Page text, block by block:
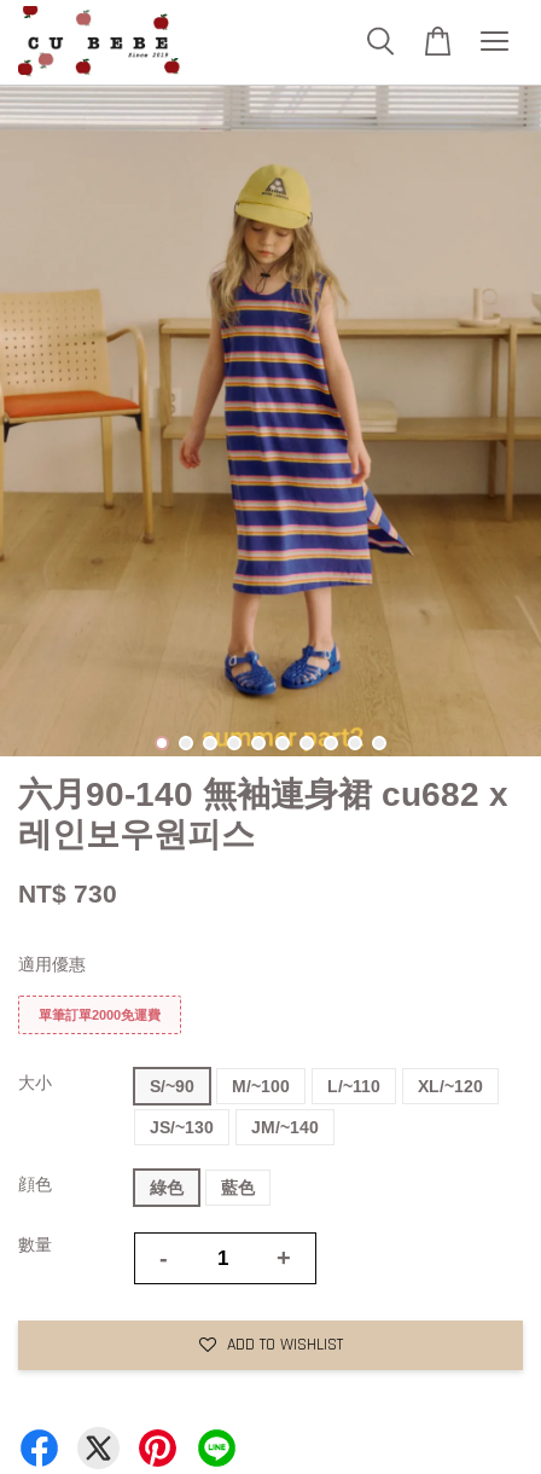
六月90-140 無袖連身裙 cu682 x
레인보우원피스
NT$ 730
適用優惠
單筆訂單2000免運費
大小 S/~90 M/~100 L/~110 XL/~120
JS/~130 JM/~140
顔色 綠色 藍色
數量 - +
ADD TO WISHLIST